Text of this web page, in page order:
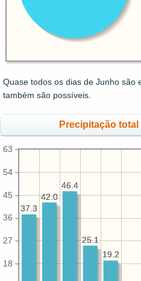
Quase todos os dias de Junho são
também são possíveis.
Precipitação
18
27
36
45
54
63
19.2
25.1
46.4
42.0
37.3
19.2
25.1
46.4
42.0
37.3